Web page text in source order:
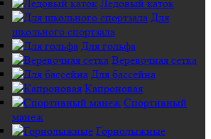
Ледовый каток
Для
школьного спортзала
Для гольфа
Веревочная сетка
Для бассейна
Капроновая
Спортивный
манеж
Горнолыжные